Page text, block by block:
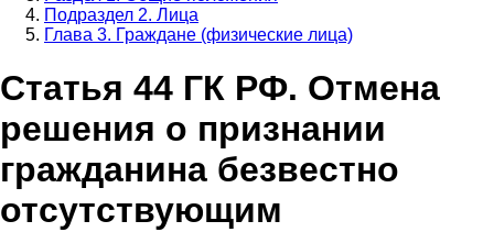
Подраздел 2. Лица
Глава 3. Граждане (физические лица)
Статья 44 ГК РФ. Отмена
решения о признании
гражданина безвестно
отсутствующим